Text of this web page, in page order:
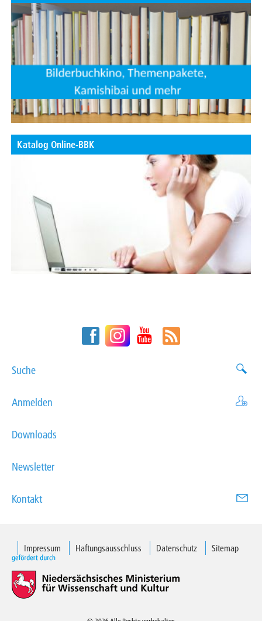
Katalog Online-BBK
Suche
Anmelden
Downloads
Newsletter
Kontakt
Impressum Haftungsausschluss Datenschutz Sitemap